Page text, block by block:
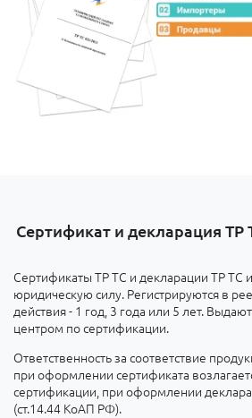
Сертификат и декларация ТР
Сертификаты ТР ТС и декларации ТР ТС
юридическую силу. Регистрируются в
действия - 1 год, 3 года или 5 лет.
центром по сертификации.
Ответственность за соответствие
при оформлении сертификата
сертификации, при оформлении
(ст.14.44 КоАП РФ).